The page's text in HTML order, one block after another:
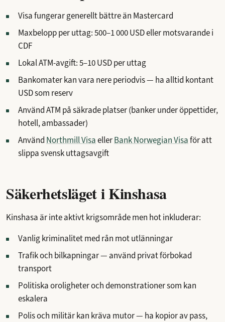
Visa fungerar generellt bättre än Mastercard
Maxbelopp per uttag: 500–1 000 USD eller motsvarande i
CDF
Lokal ATM-avgift: 5–10 USD per uttag
Bankomater kan vara nere periodvis — ha alltid kontant
USD som reserv
Använd ATM på säkrade platser (banker under öppettider,
hotell, ambassader)
Använd Northmill VisaellerBank Norwegian Visaför att
slippa svensk uttagsavgift
Säkerhetsläget i Kinshasa
Kinshasa är inte aktivt krigsområde men hot inkluderar:
Vanlig kriminalitet med rån mot utlänningar
Trafik och bilkapningar — använd privat förbokad
transport
Politiska oroligheter och demonstrationer som kan
eskalera
Polis och militär kan kräva mutor — ha kopior av pass,